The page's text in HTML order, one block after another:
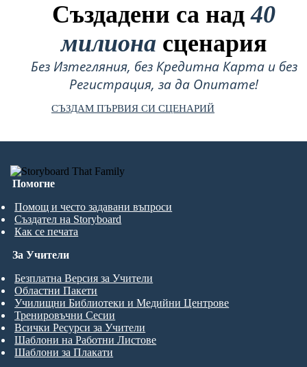
Създадени са над40
милиона сценария
Без Изтегляния, без Кредитна Карта и без
Регистрация, за да Опитате!
СЪЗДАМ ПЪРВИЯ СИ СЦЕНАРИЙ
Помогне
Помощ и често задавани въпроси
Създател на Storyboard
Как се печата
За Учители
Безплатна Версия за Учители
Областни Пакети
Училищни Библиотеки и Медийни Центрове
Тренировъчни Сесии
Всички Ресурси за Учители
Шаблони на Работни Листове
Шаблони за Плакати